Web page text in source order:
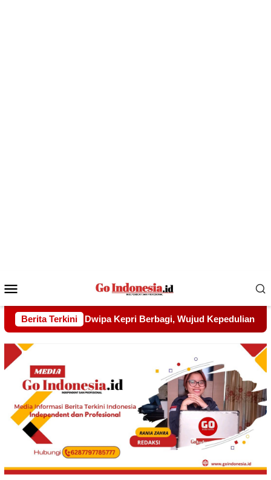
Mobile
Berita Terkini
Kepedulian kepada Pondok Tahfidz Yatim dan Dhuafa Al-